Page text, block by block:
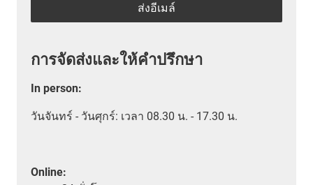
ส่งอีเมล์
การจัดส่งและให้คำปรึกษา
In person:
วันจันทร์ - วันศุกร์: เวลา 08.30 น. - 17.30 น.
Online: